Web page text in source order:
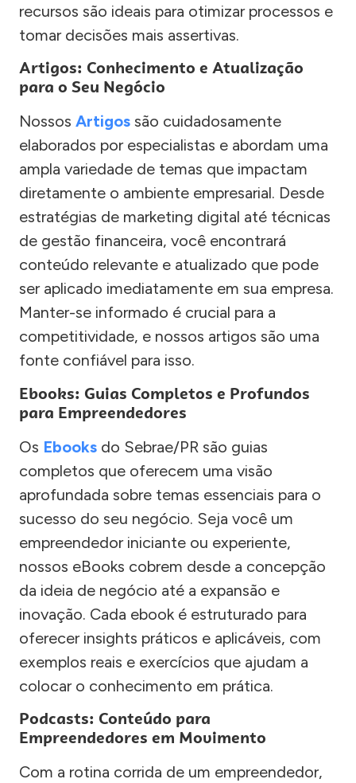
recursos são ideais para otimizar processos e
tomar decisões mais assertivas.
Artigos: Conhecimento e Atualização
para o Seu Negócio
Nossos Artigos são cuidadosamente
elaborados por especialistas e abordam uma
ampla variedade de temas que impactam
diretamente o ambiente empresarial. Desde
estratégias de marketing digital até técnicas
de gestão financeira, você encontrará
conteúdo relevante e atualizado que pode
ser aplicado imediatamente em sua empresa.
Manter-se informado é crucial para a
competitividade, e nossos artigos são uma
fonte confiável para isso.
Ebooks: Guias Completos e Profundos
para Empreendedores
Os Ebooks do Sebrae/PR são guias
completos que oferecem uma visão
aprofundada sobre temas essenciais para o
sucesso do seu negócio. Seja você um
empreendedor iniciante ou experiente,
nossos eBooks cobrem desde a concepção
da ideia de negócio até a expansão e
inovação. Cada ebook é estruturado para
oferecer insights práticos e aplicáveis, com
exemplos reais e exercícios que ajudam a
colocar o conhecimento em prática.
Podcasts: Conteúdo para
Empreendedores em Movimento
Com a rotina corrida de um empreendedor,